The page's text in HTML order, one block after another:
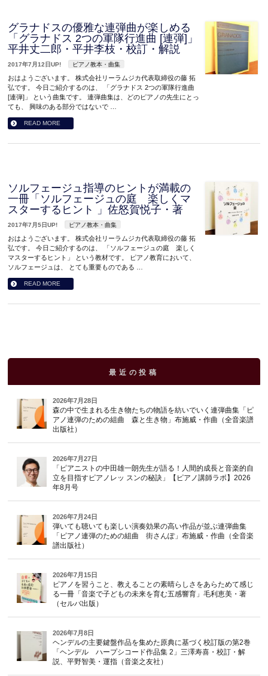
グラナドスの優雅な連弾曲が楽しめる
「グラナドス 2つの軍隊行進曲 [連弾]」
平井丈二郎・平井李枝・校訂・解説
2017年7月12日UP! ピアノ教本・曲集
おはようございます。 株式会社リーラムジカ代表取締役の藤 拓
弘です。 今日ご紹介するのは、 「グラナドス 2つの軍隊行進曲
[連弾]」 という曲集です。 連弾曲集は、どのピアノの先生にとっ
ても、 興味のある部分ではないで …
READ MORE
ソルフェージュ指導のヒントが満載の
一冊「ソルフェージュの庭 楽しくマ
スターするヒント 」佐怒賀悦子・著
2017年7月5日UP! ピアノ教本・曲集
おはようございます。 株式会社リーラムジカ代表取締役の藤 拓
弘です。 今日ご紹介するのは、 「ソルフェージュの庭 楽しく
マスターするヒント」 という教材です。 ピアノ教育において、
ソルフェージュは、 とても重要ものである …
READ MORE
最近の投稿
2026年7月28日
森の中で生まれる生き物たちの物語を紡いでいく連弾曲集「ピ
アノ連弾のための組曲 森と生き物」布施威・作曲（全音楽譜
出版社）
2026年7月27日
「ピアニストの中田雄一朗先生が語る！人間的成長と音楽的自
立を目指すピアノレッ スンの秘訣」【ピアノ講師ラボ】2026
年8月号
2026年7月24日
弾いても聴いても楽しい演奏効果の高い作品が並ぶ連弾曲集
「ピアノ連弾のための組曲 街さんぽ」布施威・作曲（全音楽
譜出版社）
2026年7月15日
ピアノを習うこと、教えることの素晴らしさをあらためて感じ
る一冊「音楽で子どもの未来を育む五感響育」毛利恵美・著
（セルバ出版）
2026年7月8日
ヘンデルの主要鍵盤作品を集めた原典に基づく校訂版の第2巻
「ヘンデル ハープシコード作品集 2」三澤寿喜・校訂・解
説、平野智美・運指（音楽之友社）